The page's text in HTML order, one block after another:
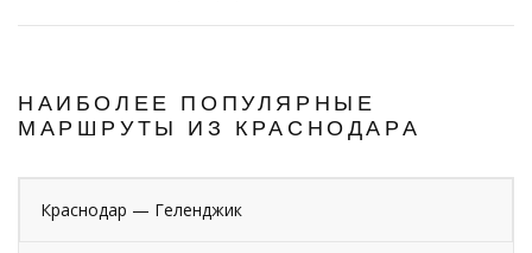
НАИБОЛЕЕ ПОПУЛЯРНЫЕ
МАРШРУТЫ ИЗ КРАСНОДАРА
Краснодар — Геленджик